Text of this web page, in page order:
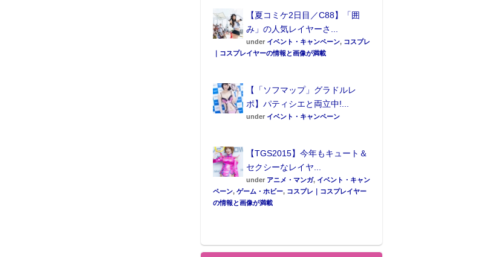
【夏コミケ2日目／C88】「囲
み」の人気レイヤーさ...
under イベント・キャンペーン, コスプレ
｜コスプレイヤーの情報と画像が満載
【「ソフマップ」グラドルレ
ポ】パティシエと両立中!...
under イベント・キャンペーン
【TGS2015】今年もキュート＆
セクシーなレイヤ...
under アニメ・マンガ, イベント・キャン
ペーン, ゲーム・ホビー, コスプレ｜コスプレイヤー
の情報と画像が満載